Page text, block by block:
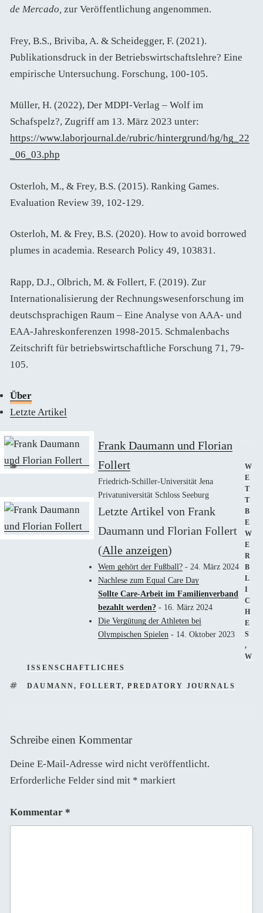
de Mercado, zur Veröffentlichung angenommen.
Frey, B.S., Briviba, A. & Scheidegger, F. (2021).
Publikationsdruck in der Betriebswirtschaftslehre? Eine
empirische Untersuchung. Forschung, 100-105.
Müller, H. (2022), Der MDPI-Verlag – Wolf im
Schafspelz?, Zugriff am 13. März 2023 unter:
https://www.laborjournal.de/rubric/hintergrund/hg/hg_22
_06_03.php
Osterloh, M., & Frey, B.S. (2015). Ranking Games.
Evaluation Review 39, 102-129.
Osterloh, M. & Frey, B.S. (2020). How to avoid borrowed
plumes in academia. Research Policy 49, 103831.
Rapp, D.J., Olbrich, M. & Follert, F. (2019). Zur
Internationalisierung der Rechnungswesenforschung im
deutschsprachigen Raum – Eine Analyse von AAA- und
EAA-Jahreskonferenzen 1998-2015. Schmalenbachs
Zeitschrift für betriebs­wirtschaftliche Forschung 71, 79-
105.
Über
Letzte Artikel
Frank Daumann und Florian
Follert
Friedrich-Schiller-Universität Jena
Privatuniversität Schloss Seeburg
Letzte Artikel von Frank
Daumann und Florian Follert
(Alle anzeigen)
Wem gehört der Fußball?- 24. März 2024
Nachlese zum Equal Care Day
Sollte Care-Arbeit im Familienverband
bezahlt werden?- 16. März 2024
Die Vergütung der Athleten bei
Olympischen Spielen - 14. Oktober 2023
W
E
T
T
B
E
W
E
R
B
L
I
C
H
E
S
,
W
ISSENSCHAFTLICHES
SCHLAGWÖRTER
DAUMANN,FOLLERT,PREDATORY JOURNALS
Schreibe einen Kommentar
Deine E-Mail-Adresse wird nicht veröffentlicht.
Erforderliche Felder sind mit * markiert
Kommentar *